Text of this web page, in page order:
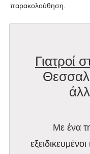
παρακολούθηση.
Γιατροί
Με ένα